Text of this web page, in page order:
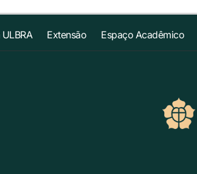
Extensão Espaço Acadêmico